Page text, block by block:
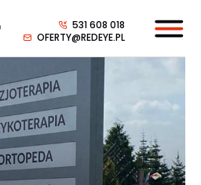
531 608 018
OFERTY@REDEYE.PL